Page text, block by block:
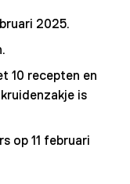
2025.
10 recepten en
is
op 11 februari